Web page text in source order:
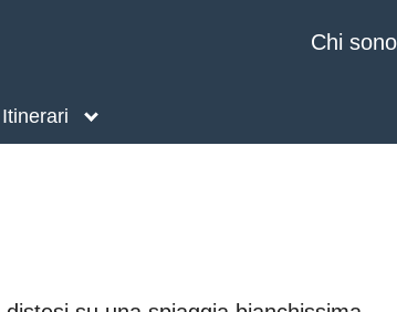
Chi
Itinerari